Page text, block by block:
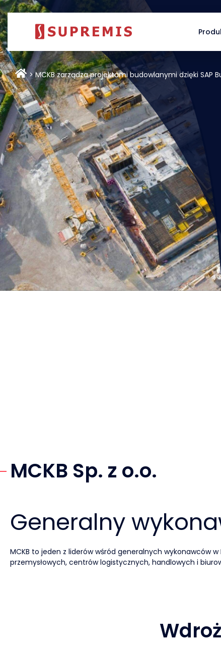
MCKB zarządza projektami budowlanymi dzięki SAP
MCKB Sp. z o.o.
Generalny
MCKB to jeden z liderów wśród generalnych wykonawców
przemysłowych, centrów logistycznych, handlowych i